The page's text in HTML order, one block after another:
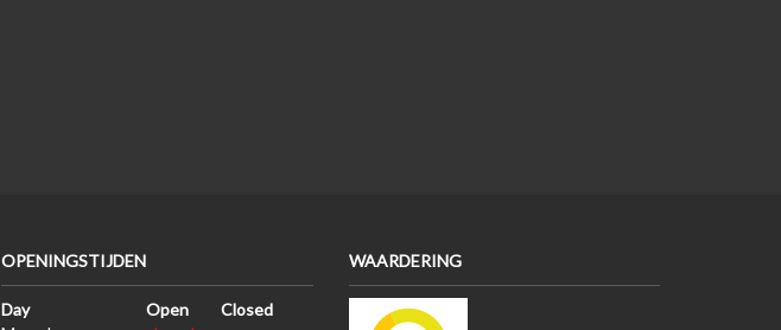
OPENINGSTIJDEN
Day Open
Closed
WAARDERING